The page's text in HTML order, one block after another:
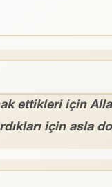
ettikleri için
için asla